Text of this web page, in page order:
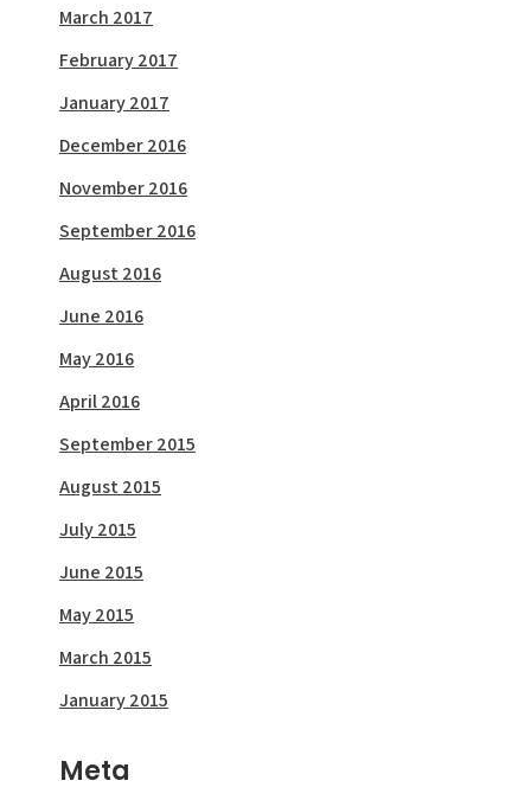
March 2017
February 2017
January 2017
December 2016
November 2016
September 2016
August 2016
June 2016
May 2016
April 2016
September 2015
August 2015
July 2015
June 2015
May 2015
March 2015
January 2015
Meta